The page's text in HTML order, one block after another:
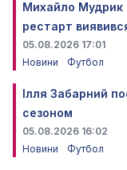
Михайло Мудрик
рестарт
05.08.2026 17:01
Новини
Футбол
Ілля Забарний
сезоном
05.08.2026 16:02
Новини
Футбол